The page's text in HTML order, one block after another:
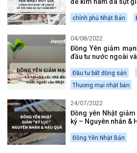
chính phủ Nhật Bản
04/08/2022
Đồng Yên giảm
đầu tư nước ngoài
Đầu tư bất động sản
Thương mại nhật bản
24/07/2022
Đồng yên Nhật
kỷ – Nguyên nhân &
Đồng Yên Nhật Bản